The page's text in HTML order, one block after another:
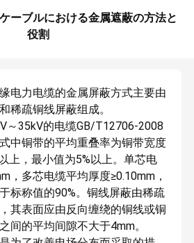
ーブルにおける金属遮蔽の方法と
役割
电力电缆的金属屏蔽方式主要由
稀疏铜线屏蔽组成。
～35kV的电缆GB/T12706-2008
中铜带的平均重叠率为铜带宽度
上，最小值为5%以上。单芯电
，多芯电缆平均厚度≥0.10mm，
标称值的90%。铜线屏蔽由稀疏
其表面应由反向缠绕的铜线或铜
间的平均间隙不大于4mm。